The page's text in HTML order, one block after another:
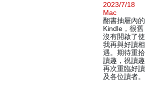
2023/7/18
Mac
翻書抽屜內的
Kindle，很舊
沒有開啟了使
我再與好讀相
遇。期待重拾
讀趣，祝讀趣
再次重臨好讀
及各位讀者。